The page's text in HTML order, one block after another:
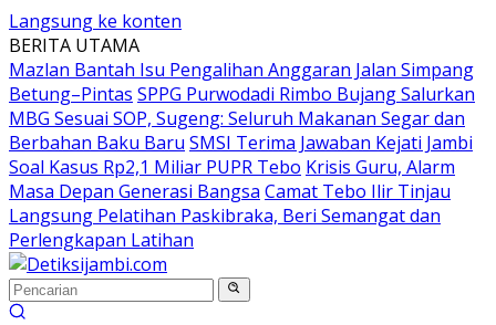
Langsung ke konten
BERITA UTAMA
Mazlan Bantah Isu Pengalihan Anggaran Jalan Simpang
Betung–Pintas SPPG Purwodadi Rimbo Bujang Salurkan
MBG Sesuai SOP, Sugeng: Seluruh Makanan Segar dan
Berbahan Baku Baru SMSI Terima Jawaban Kejati Jambi
Soal Kasus Rp2,1 Miliar PUPR Tebo Krisis Guru, Alarm
Masa Depan Generasi Bangsa Camat Tebo Ilir Tinjau
Langsung Pelatihan Paskibraka, Beri Semangat dan
Perlengkapan Latihan